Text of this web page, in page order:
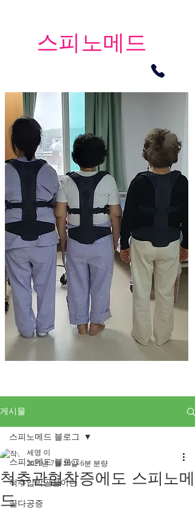
​스피노메드
게시물
스피노메드 블로그
척추압박골절이란
골다공증
스피노메드 블로그
척추관협착증에도 스피노메
드
세영 이
2021년 7월 19일 6분 분량